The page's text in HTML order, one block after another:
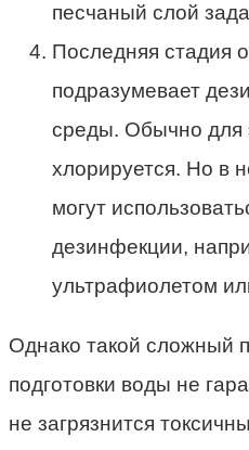
песчаный слой
Последняя стадия
подразумевает
среды. Обычно для
хлорируется. Но в
могут
дезинфекции,
ультрафиолетом
Однако такой сложный
подготовки воды не
не загрязнится